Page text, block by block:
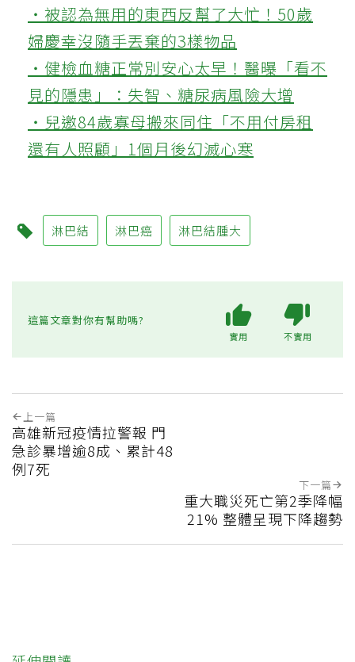
‧被認為無用的東西反幫了大忙！50歲
婦慶幸沒隨手丟棄的3樣物品
‧健檢血糖正常別安心太早！醫曝「看不
見的隱患」：失智、糖尿病風險大增
‧兒邀84歲寡母搬來同住「不用付房租
還有人照顧」1個月後幻滅心寒
淋巴結 淋巴癌 淋巴結腫大
這篇文章對你有幫助嗎?
實用 不實用
上一篇
高雄新冠疫情拉警報 門
急診暴增逾8成、累計48
例7死
下一篇
重大職災死亡第2季降幅
21% 整體呈現下降趨勢